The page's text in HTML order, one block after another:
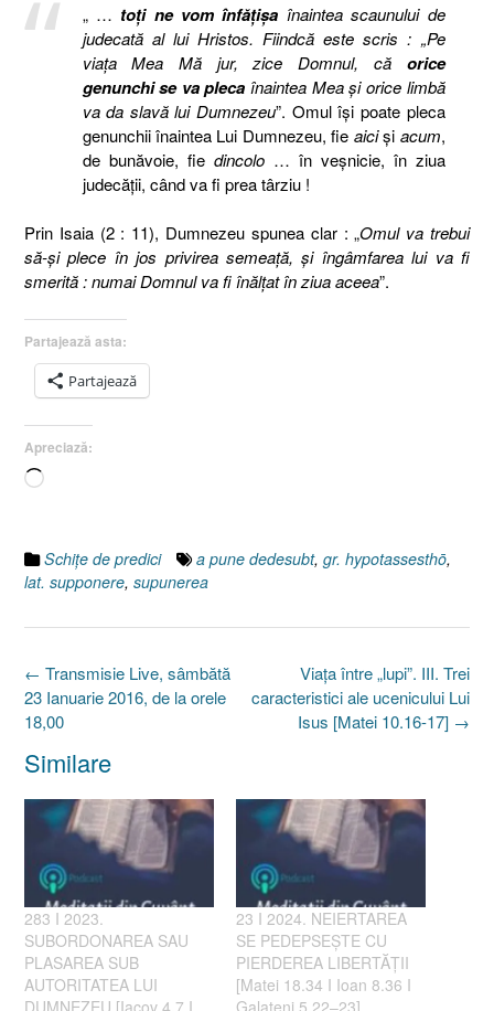
„ … toţi ne vom înfăţişa înaintea scaunului de
judecată al lui Hristos. Fiindcă este scris : „Pe
viaţa Mea Mă jur, zice Domnul, că orice
genunchi se va pleca înaintea Mea şi orice limbă
va da slavă lui Dumnezeu”. Omul îşi poate pleca
genunchii înaintea Lui Dumnezeu, fie aicişi acum,
de bunăvoie, fie dincolo… în veşnicie, în ziua
judecăţii, când va fi prea târziu !
Prin Isaia (2 : 11), Dumnezeu spunea clar : „Omul va trebui
să-şi plece în jos privirea semeaţă, şi îngâmfarea lui va fi
smerită : numai Domnul va fi înălţat în ziua aceea”.
Partajează asta:
Partajează
Apreciază:
Încarc...
Schiţe de predici a pune dedesubt, gr. hypotassesthō,
lat. supponere, supunerea
Post
navigation
Viaţa între „lupi”. III. Trei
caracteristici ale ucenicului Lui
Isus [Matei 10.16-17] →
← Transmisie Live, sâmbătă
23 Ianuarie 2016, de la orele
18,00
Similare
283 I 2023.
SUBORDONAREA SAU
PLASAREA SUB
AUTORITATEA LUI
DUMNEZEU [Iacov 4.7 I
23 I 2024. NEIERTAREA
SE PEDEPSEȘTE CU
PIERDEREA LIBERTĂȚII
[Matei 18.34 I Ioan 8.36 I
Galateni 5.22–23]